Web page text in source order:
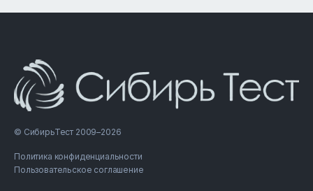
© СибирьТест 2009–2026
Политика конфиденциальности
Пользовательское соглашение